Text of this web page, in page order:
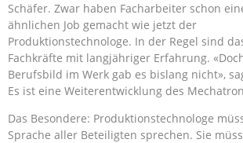
Schäfer. Zwar haben Facharbeiter schon
ähnlichen Job gemacht wie jetzt der
Produktionstechnologe. In der Regel sind
Fachkräfte mit langjähriger Erfahrung.
Berufsbild im Werk gab es bislang nicht»,
Es ist eine Weiterentwicklung des
Das Besondere: Produktionstechnologe
Sprache aller Beteiligten sprechen. Sie